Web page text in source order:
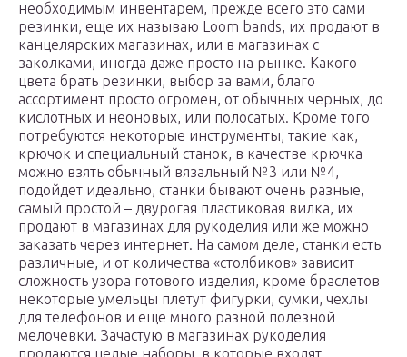
необходимым инвентарем, прежде всего это сами
резинки, еще их называю Loom bands, их продают в
канцелярских магазинах, или в магазинах с
заколками, иногда даже просто на рынке. Какого
цвета брать резинки, выбор за вами, благо
ассортимент просто огромен, от обычных черных, до
кислотных и неоновых, или полосатых. Кроме того
потребуются некоторые инструменты, такие как,
крючок и специальный станок, в качестве крючка
можно взять обычный вязальный №3 или №4,
подойдет идеально, станки бывают очень разные,
самый простой – двурогая пластиковая вилка, их
продают в магазинах для рукоделия или же можно
заказать через интернет. На самом деле, станки есть
различные, и от количества «столбиков» зависит
сложность узора готового изделия, кроме браслетов
некоторые умельцы плетут фигурки, сумки, чехлы
для телефонов и еще много разной полезной
мелочевки. Зачастую в магазинах рукоделия
продаются целые наборы, в которые входят